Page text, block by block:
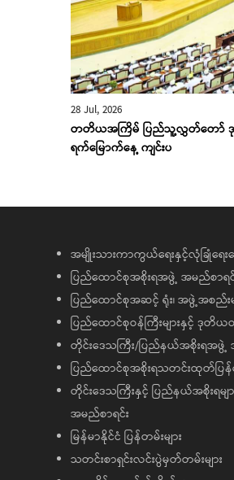
28 Jul, 2026
တတိယအကြိမ် ပြည်သူ့လွှတ်တော် ဒု
ရက်မြောက်နေ့ ကျင်းပ
အမျိုးသားကာကွယ်ရေးနှင့်လုံခြုံရေ
ပြည်ထောင်စုအစိုးရအဖွဲ့ အမည်စာရ
ပြည်ထောင်စုအဆင့် ရုံး၊ အဖွဲ့အစည်းမ
ပြည်ထောင်စုဝန်ကြီးများနှင့် ဒုတိယဝ
တိုင်းဒေသကြီး/ပြည်နယ်အစိုးရအဖွဲ့
ပြည်ထောင်စုအစိုးရသတင်းထုတ်ပြန်
တိုင်းဒေသကြီးနှင့် ပြည်နယ်အစိုးရမျာ
အမည်စာရင်း
မြန်မာနိုင်ငံ ပြန်တမ်းများ
သတင်းစာရှင်းလင်းပွဲမှတ်တမ်းများ